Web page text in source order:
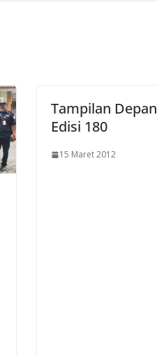
Tampilan Depan
Edisi 180
15 Maret 2012